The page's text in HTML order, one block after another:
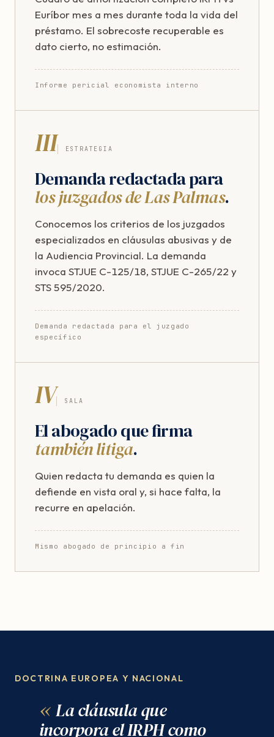
Euríbor mes a mes durante toda la vida del
préstamo. El sobrecoste recuperable es
dato cierto, no estimación.
Informe pericial economista interno
III ESTRATEGIA
Demanda redactada para
los juzgados de Las Palmas.
Conocemos los criterios de los juzgados
especializados en cláusulas abusivas y de
la Audiencia Provincial. La demanda
invoca STJUE C-125/18, STJUE C-265/22 y
STS 595/2020.
Demanda redactada para el juzgado
específico
IV SALA
El abogado que firma
también litiga.
Quien redacta tu demanda es quien la
defiende en vista oral y, si hace falta, la
recurre en apelación.
Mismo abogado de principio a fin
DOCTRINA EUROPEA Y NACIONAL
La cláusula que
incorpora el IRPH como